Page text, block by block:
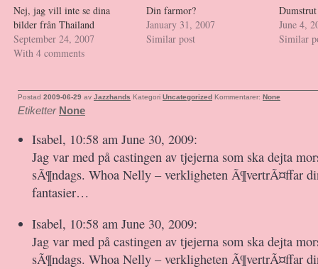
Nej, jag vill inte se dina
bilder från Thailand
September 24, 2007
With 4 comments
Din farmor?
January 31, 2007
Similar post
Dumstrut
June 4,
Similar
Postad 2009-06-29 av Jazzhands Kategori Uncategorized Kommentarer: None
Etiketter None
Isabel, 10:58 am June 30, 2009:
Jag var med på castingen av tjejerna som ska dejta
sÃ¶ndags. Whoa Nelly – verkligheten Ã¶vertrÃ¤ffar
fantasier…
Isabel, 10:58 am June 30, 2009:
Jag var med på castingen av tjejerna som ska dejta
sÃ¶ndags. Whoa Nelly – verkligheten Ã¶vertrÃ¤ffar